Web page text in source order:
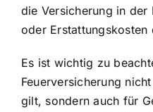
die Versicherung in der
oder Erstattungskosten
Es ist wichtig zu
Feuerversicherung
gilt, sondern auch für